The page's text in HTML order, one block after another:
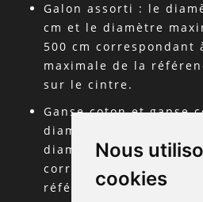
Nous
cookies
Galon assorti : le
cm et le diamètre
500 cm correspondant
maximale de la
sur le cintre.
Ganse coton et ganse
diamètre minimum est
diamètre maximum est
correspondant à la
référence telle